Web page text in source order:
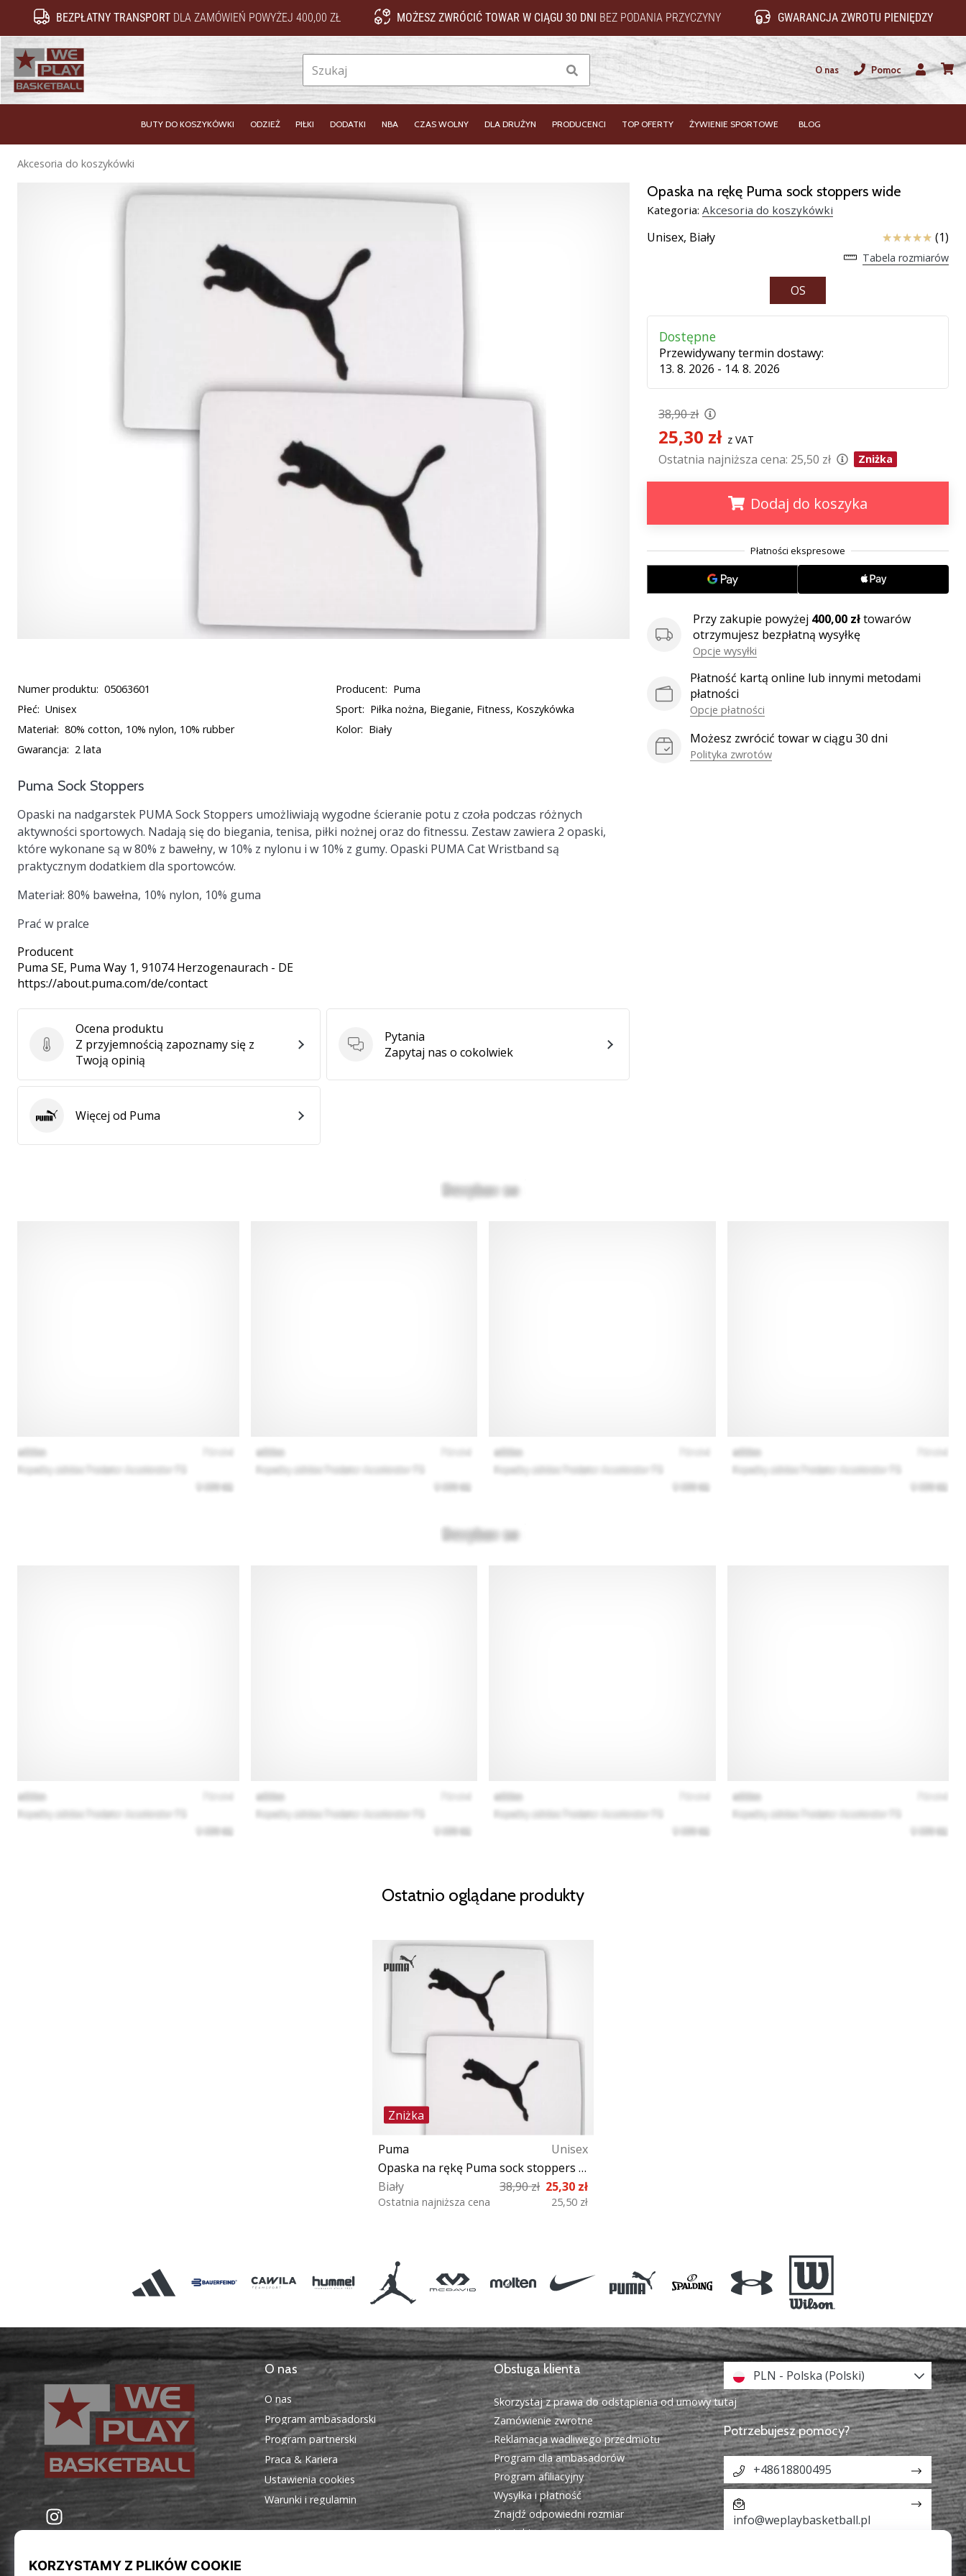
BEZPŁATNY TRANSPORT DLA ZAMÓWIEŃ POWYŻEJ 400,00 ZŁ MOŻESZ ZWRÓCIĆ TOWAR W CIĄGU 30 DNI BEZ PODANIA PRZYCZYNY GWARANCJA ZWROTU PIENIĘDZY
Szukaj O nas
Pomoc
Użytkownik
BUTY DO KOSZYKÓWKI ODZIEŻ PIŁKI DODATKI NBA CZAS WOLNY DLA DRUŻYN PRODUCENCI TOP OFERTY ŻYWIENIE SPORTOWE BLOG
Akcesoria do koszykówki
Opaska na rękę Puma sock stoppers wide
Kategoria: Akcesoria do koszykówki
Unisex, Biały Ocena (1)
Tabela rozmiarów
OS
Dostępne
Przewidywany termin dostawy:
13. 8. 2026 - 14. 8. 2026
38,90 zł
25,30 zł z VAT
Ostatnia najniższa cena: 25,50 zł Zniżka
Dodaj do koszyka
Przy zakupie powyżej 400,00 złtowarów
otrzymujesz bezpłatną wysyłkę
Opcje wysyłki
Płatność kartą online lub innymi metodami
płatności
Opcje płatności
Możesz zwrócić towar w ciągu 30 dni
Polityka zwrotów
Numer produktu: 05063601 Producent: Puma
Płeć: Unisex Sport: Piłka nożna, Bieganie, Fitness, Koszykówka
Materiał: 80% cotton, 10% nylon, 10% rubber Kolor: Biały
Gwarancja: 2 lata
Puma Sock Stoppers
Opaski na nadgarstek PUMA Sock Stoppers umożliwiają wygodne ścieranie potu z czoła podczas różnych
aktywności sportowych. Nadają się do biegania, tenisa, piłki nożnej oraz do fitnessu. Zestaw zawiera 2 opaski,
które wykonane są w 80% z bawełny, w 10% z nylonu i w 10% z gumy. Opaski PUMA Cat Wristband są
praktycznym dodatkiem dla sportowców.
Materiał: 80% bawełna, 10% nylon, 10% guma
Prać w pralce
Producent
Puma SE, Puma Way 1, 91074 Herzogenaurach - DE
https://about.puma.com/de/contact
Ocena produktu
Ocena produktu
Z przyjemnością zapoznamy się z
Twoją opinią
Pytania
Pytania
Zapytaj nas o cokolwiek
Puma Więcej od Puma
Ostatnio oglądane produkty
Zniżka
Puma
Unisex
Opaska na rękę Puma sock stoppers wide
Biały
38,90 zł 25,30 zł
Ostatnia najniższa cena 25,50 zł
WePlayBasketball.pl
Instagram
O nas
O nas
Program ambasadorski
Program partnerski
Praca & Kariera
Ustawienia cookies
Warunki i regulamin
Obsługa klienta
Skorzystaj z prawa do odstąpienia od umowy tutaj
Zamówienie zwrotne
Reklamacja wadliwego przedmiotu
Program dla ambasadorów
Program afiliacyjny
Wysyłka i płatność
Znajdź odpowiedni rozmiar
Kontakt
PLN - Polska (Polski)
Potrzebujesz pomocy?
+48618800495
info@weplaybasketball.pl